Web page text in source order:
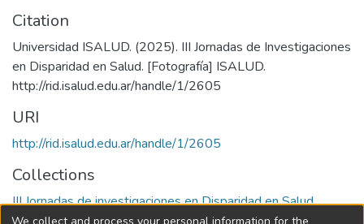
Citation
Universidad ISALUD. (2025). III Jornadas de Investigaciones
en Disparidad en Salud. [Fotografía] ISALUD.
URI
http://rid.isalud.edu.ar/handle/1/2605
Collections
III Jornadas de investigaciones en Disparidad en Salud